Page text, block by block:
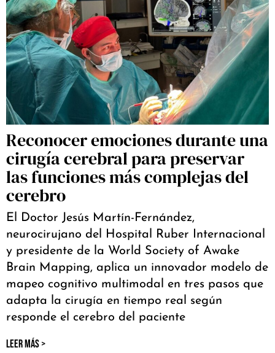
Reconocer emociones durante una
cirugía cerebral para preservar
las funciones más complejas del
cerebro
El Doctor Jesús Martín-Fernández,
neurocirujano del Hospital Ruber Internacional
y presidente de la World Society of Awake
Brain Mapping, aplica un innovador modelo de
mapeo cognitivo multimodal en tres pasos que
adapta la cirugía en tiempo real según
responde el cerebro del paciente
LEER MÁS >